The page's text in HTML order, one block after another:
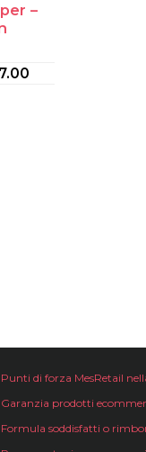
–
Punti di forza MesRetail
Garanzia prodotti
Formula soddisfatti o